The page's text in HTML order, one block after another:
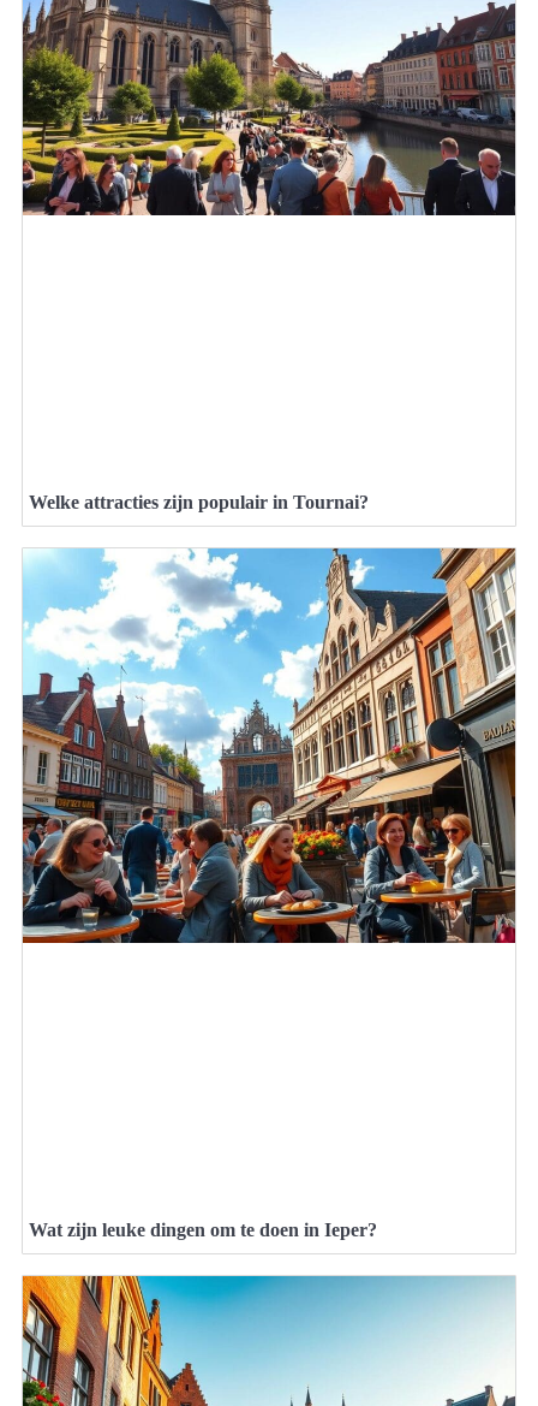
Welke attracties zijn populair in Tournai?
Wat zijn leuke dingen om te doen in Ieper?